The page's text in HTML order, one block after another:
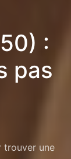
:
pas
trouver une